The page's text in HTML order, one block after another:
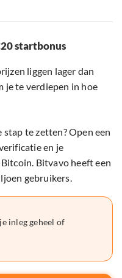
startbonus
liggen lager dan
je te verdiepen in hoe
te zetten? Open een
en je
Bitvavo heeft een
gebruikers.
inleg geheel of